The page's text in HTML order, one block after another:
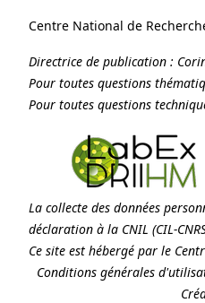
Centre National de
Directrice de publication :
Pour toutes questions
Pour toutes questions
La collecte des données
déclaration à la CNIL (CIL-
Ce site est hébergé par le
Conditions générales